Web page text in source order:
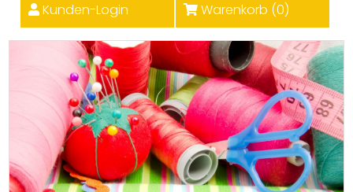
Kunden-Login Warenkorb (0)